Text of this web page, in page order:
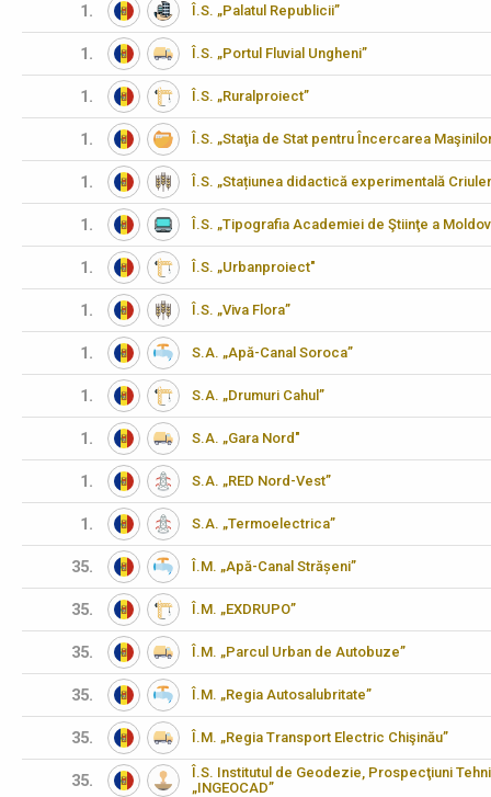
1. Î.S. „Palatul Republicii”
1. Î.S. „Portul Fluvial Ungheni”
1. Î.S. „Ruralproiect”
1. Î.S. „Staţia de Stat pentru Încercarea
1. Î.S. „Stațiunea didactică experimentală
1. Î.S. „Tipografia Academiei de Ştiinţe a
1. Î.S. „Urbanproiect"
1. Î.S. „Viva Flora”
1. S.A. „Apă-Canal Soroca”
1. S.A. „Drumuri Cahul”
1. S.A. „Gara Nord"
1. S.A. „RED Nord-Vest”
1. S.A. „Termoelectrica”
35. Î.M. „Apă-Canal Strășeni”
35. Î.M. „EXDRUPO”
35. Î.M. „Parcul Urban de Autobuze”
35. Î.M. „Regia Autosalubritate”
35. Î.M. „Regia Transport Electric Chişinău”
35.
Î.S. Institutul de Geodezie, Prospecţiuni
„INGEOCAD”